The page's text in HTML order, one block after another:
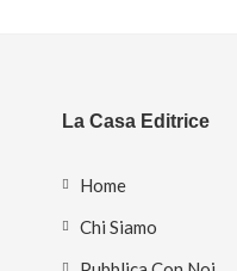
La Casa Editrice
Home
Chi Siamo